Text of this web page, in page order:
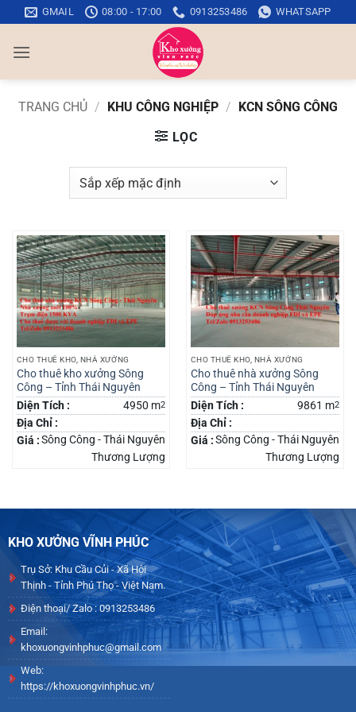
qua
nội
GMAIL 08:00 - 17:00 0913253486 WHATSAPP
TRANG CHỦ / KHU CÔNG NGHIỆP / KCN SÔNG CÔNG
LỌC
CHO THUÊ KHO, NHÀ XƯỞNG
Cho thuê kho xưởng Sông
Công – Tỉnh Thái Nguyên
Diện Tích :
4950 m2
Địa Chỉ :
Sông Công - Thái Nguyên
Giá :
Thương Lượng
CHO THUÊ KHO, NHÀ XƯỞNG
Cho thuê nhà xưởng Sông
Công – Tỉnh Thái Nguyên
Diện Tích :
9861 m2
Địa Chỉ :
Sông Công - Thái Nguyên
Giá :
Thương Lượng
KHO XƯỞNG VĨNH PHÚC
Trụ Sở: Khu Cầu Củi - Xã Hội
Thịnh - Tỉnh Phú Thọ - Việt Nam.
Điện thoại/ Zalo : 0913253486
Email:
khoxuongvinhphuc@gmail.com
Web:
https://khoxuongvinhphuc.vn/